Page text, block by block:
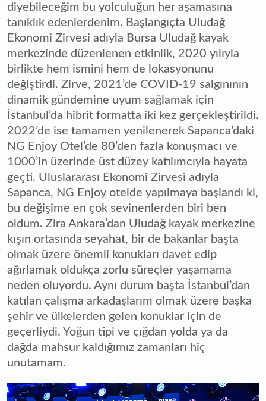
diyebileceğim bu yolculuğun her aşamasına
tanıklık edenlerdenim. Başlangıçta Uludağ
Ekonomi Zirvesi adıyla Bursa Uludağ kayak
merkezinde düzenlenen etkinlik, 2020 yılıyla
birlikte hem ismini hem de lokasyonunu
değiştirdi. Zirve, 2021’de COVID-19 salgınının
dinamik gündemine uyum sağlamak için
İstanbul’da hibrit formatta iki kez gerçekleştirildi.
2022’de ise tamamen yenilenerek Sapanca’daki
NG Enjoy Otel’de 80’den fazla konuşmacı ve
1000’in üzerinde üst düzey katılımcıyla hayata
geçti. Uluslararası Ekonomi Zirvesi adıyla
Sapanca, NG Enjoy otelde yapılmaya başlandı ki,
bu değişime en çok sevinenlerden biri ben
oldum. Zira Ankara’dan Uludağ kayak merkezine
kışın ortasında seyahat, bir de bakanlar başta
olmak üzere önemli konukları davet edip
ağırlamak oldukça zorlu süreçler yaşamama
neden oluyordu. Aynı durum başta İstanbul’dan
katılan çalışma arkadaşlarım olmak üzere başka
şehir ve ülkelerden gelen konuklar için de
geçerliydi. Yoğun tipi ve çığdan yolda ya da
dağda mahsur kaldığımız zamanları hiç
unutamam.